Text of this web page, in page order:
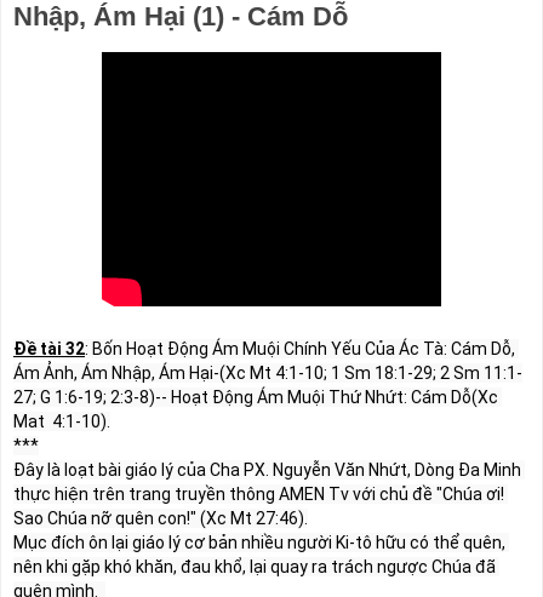
Nhập, Ám Hại (1) - Cám Dỗ
Đề tài 32: Bốn Hoạt Động Ám Muội Chính Yếu Của Ác Tà: Cám Dỗ,
Ám Ảnh, Ám Nhập, Ám Hại-(Xc Mt 4:1-10; 1 Sm 18:1-29; 2 Sm 11:1-
27; G 1:6-19; 2:3-8)-- Hoạt Động Ám Muội Thứ Nhứt: Cám Dỗ(Xc
Mat  4:1-10).
Đây là loạt bài giáo lý của Cha PX. Nguyễn Văn Nhứt, Dòng Đa Minh
thực hiện trên trang truyền thông AMEN Tv với chủ đề "Chúa ơi!
Sao Chúa nỡ quên con!" (Xc Mt 27:46).
Mục đích ôn lại giáo lý cơ bản nhiều người Ki-tô hữu có thể quên,
nên khi gặp khó khăn, đau khổ, lại quay ra trách ngược Chúa đã
quên mình.